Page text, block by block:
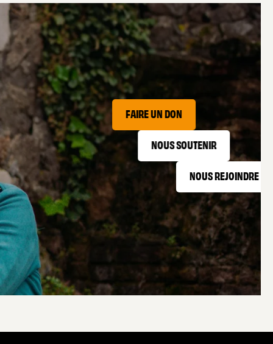
FAIRE UN DON
NOUS SOUTENIR
NOUS REJOINDRE